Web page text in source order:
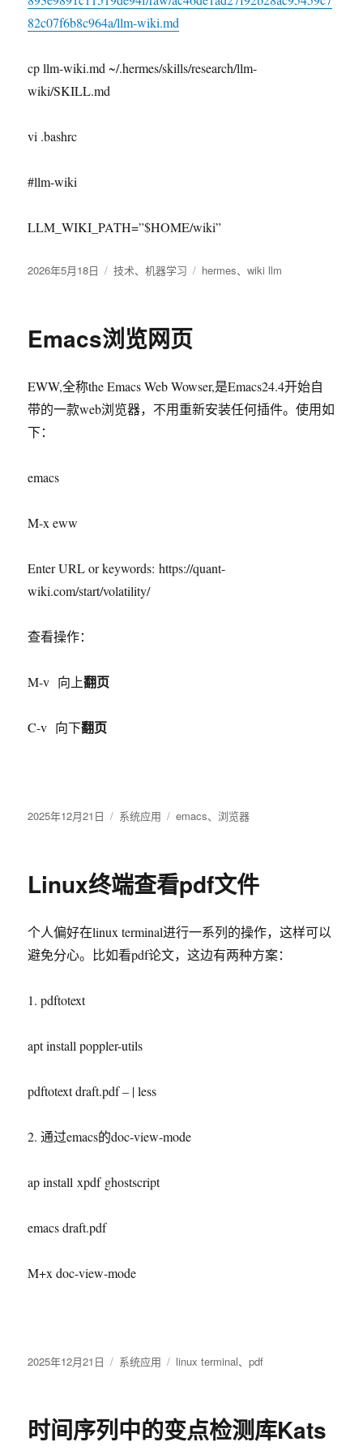
82c07f6b8c964a/llm-wiki.md
cp llm-wiki.md ~/.hermes/skills/research/llm-
wiki/SKILL.md
vi .bashrc
#llm-wiki
LLM_WIKI_PATH=”$HOME/wiki”
发
2026年5月18日
分
技术、机器学习
标
hermes、wiki llm
Emacs浏览网页
EWW,全称the Emacs Web Wowser,是Emacs24.4开始自
带的一款web浏览器，不用重新安装任何插件。使用如
下：
emacs
M-x eww
Enter URL or keywords: https://quant-
wiki.com/start/volatility/
查看操作：
M-v 向上翻页
C-v 向下翻页
发
2025年12月21日
分
系统应用
标
emacs、浏览器
Linux终端查看pdf文件
个人偏好在linux terminal进行一系列的操作，这样可以
避免分心。比如看pdf论文，这边有两种方案：
1. pdftotext
apt install poppler-utils
pdftotext draft.pdf – | less
2. 通过emacs的doc-view-mode
ap install xpdf ghostscript
emacs draft.pdf
M+x doc-view-mode
发
2025年12月21日
分
系统应用
标
linux terminal、pdf
时间序列中的变点检测库Kats